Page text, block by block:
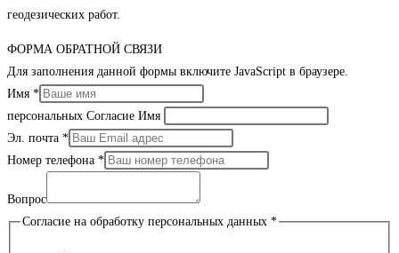
геодезических работ.
ФОРМА ОБРАТНОЙ СВЯЗИ
Для заполнения данной формы включите JavaScript в браузере.
Имя *
персональных Согласие Имя
Эл. почта *
Номер телефона *
Вопрос
Согласие на обработку персональных данных *